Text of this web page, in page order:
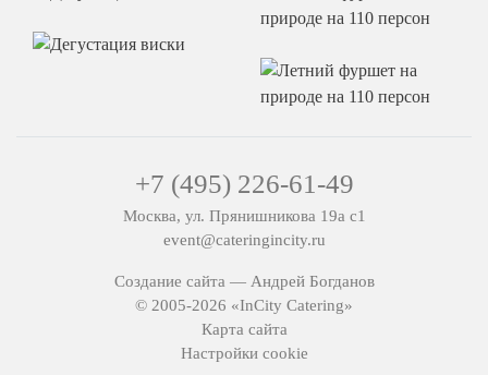
+7 (495) 226-61-49
Москва, ул. Прянишникова 19а с1
event@cateringincity.ru
Создание сайта — Андрей Богданов
© 2005-2026 «InCity Catering»
Карта сайта
Настройки cookie